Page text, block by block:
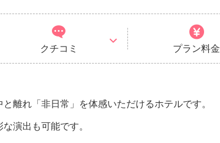
クチコミ プラン料金
離れ「非日常」を体感いただけるホテルです。
演出も可能です。